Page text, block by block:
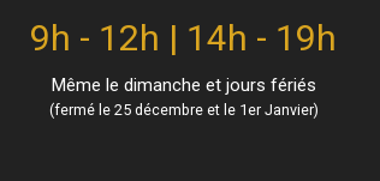
9h - 12h | 14h - 19h
Même le dimanche et jours fériés
(fermé le 25 décembre et le 1er Janvier)